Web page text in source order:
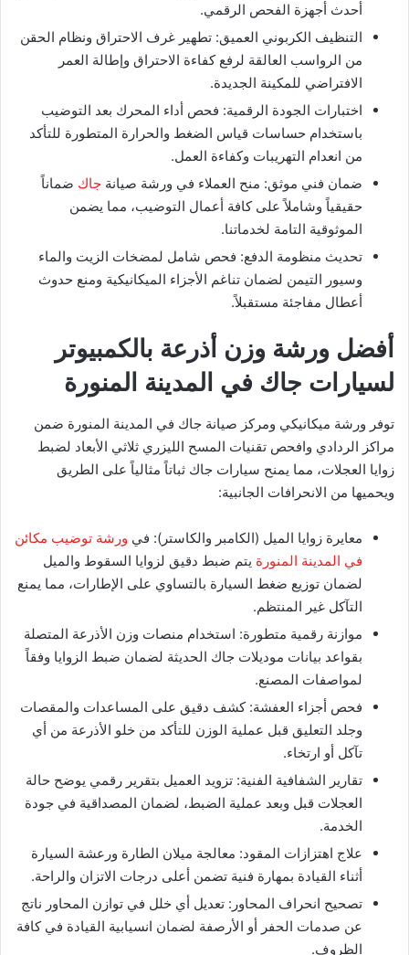
أحدث أجهزة الفحص الرقمي.
​التنظيف الكربوني العميق: تطهير غرف الاحتراق ونظام الحقن
من الرواسب العالقة لرفع كفاءة الاحتراق وإطالة العمر
الافتراضي للمكينة الجديدة.
​اختبارات الجودة الرقمية: فحص أداء المحرك بعد التوضيب
باستخدام حساسات قياس الضغط والحرارة المتطورة للتأكد
من انعدام التهريبات وكفاءة العمل.
​ضمان فني موثق: منح العملاء في ورشة صيانة جاك ضماناً
حقيقياً وشاملاً على كافة أعمال التوضيب، مما يضمن
الموثوقية التامة لخدماتنا.
​تحديث منظومة الدفع: فحص شامل لمضخات الزيت والماء
وسيور التيمن لضمان تناغم الأجزاء الميكانيكية ومنع حدوث
أعطال مفاجئة مستقبلاً.
​أفضل ورشة وزن أذرعة بالكمبيوتر
لسيارات جاك في المدينة المنورة
​توفر ورشة ميكانيكي ومركز صيانة جاك في المدينة المنورة ضمن
مراكز الردادي وافحص تقنيات المسح الليزري ثلاثي الأبعاد لضبط
زوايا العجلات، مما يمنح سيارات جاك ثباتاً مثالياً على الطريق
ويحميها من الانحرافات الجانبية:
​معايرة زوايا الميل (الكامبر والكاستر): في ورشة توضيب مكائن
في المدينة المنورة يتم ضبط دقيق لزوايا السقوط والميل
لضمان توزيع ضغط السيارة بالتساوي على الإطارات، مما يمنع
التآكل غير المنتظم.
​موازنة رقمية متطورة: استخدام منصات وزن الأذرعة المتصلة
بقواعد بيانات موديلات جاك الحديثة لضمان ضبط الزوايا وفقاً
لمواصفات المصنع.
​فحص أجزاء العفشة: كشف دقيق على المساعدات والمقصات
وجلد التعليق قبل عملية الوزن للتأكد من خلو الأذرعة من أي
تآكل أو ارتخاء.
​تقارير الشفافية الفنية: تزويد العميل بتقرير رقمي يوضح حالة
العجلات قبل وبعد عملية الضبط، لضمان المصداقية في جودة
الخدمة.
​علاج اهتزازات المقود: معالجة ميلان الطارة ورعشة السيارة
أثناء القيادة بمهارة فنية تضمن أعلى درجات الاتزان والراحة.
​تصحيح انحراف المحاور: تعديل أي خلل في توازن المحاور ناتج
عن صدمات الحفر أو الأرصفة لضمان انسيابية القيادة في كافة
الظروف.